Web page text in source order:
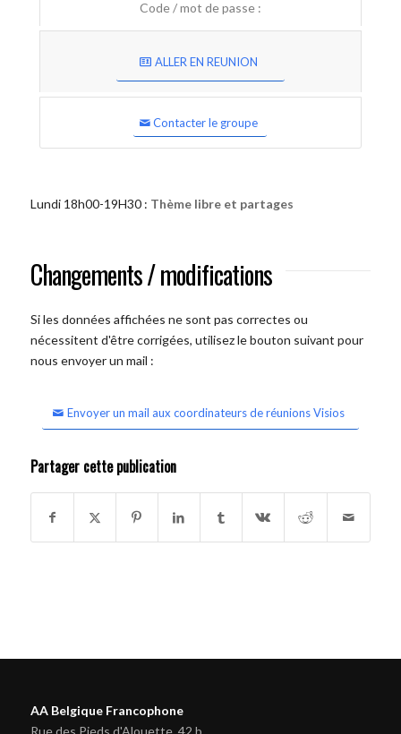
Code / mot de passe :
ALLER EN REUNION
Contacter le groupe
Lundi 18h00-19H30 : Thème libre et partages
Changements / modifications
Si les données affichées ne sont pas correctes ou
nécessitent d'être corrigées, utilisez le bouton suivant pour
nous envoyer un mail :
Envoyer un mail aux coordinateurs de réunions Visios
Partager cette publication
AA Belgique Francophone
Rue des Pieds d'Alouette, 42 b